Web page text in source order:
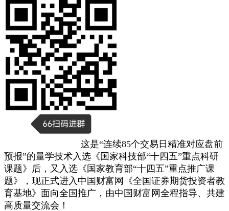
这是“连续85个交易日精准对应盘前
预报”的量学技术入选《国家科技部“十四五”重点科研
课题》后，又入选《国家教育部“十四五”重点推广课
题》，现正式进入中国财富网《全国证券期货投资者教
育基地》面向全国推广，由中国财富网全程指导、共建
高质量交流会！